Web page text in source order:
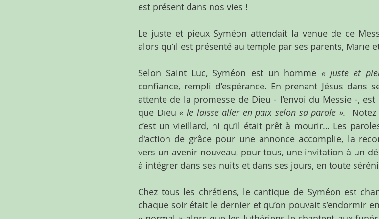
est présent dans nos vies !
Le juste et pieux Syméon attendait la venue de ce
alors qu’il est présenté au temple par ses parents, Marie
Selon Saint Luc, Syméon est un homme « juste et
confiance, rempli d’espérance. En prenant Jésus dans
attente de la promesse de Dieu - l’envoi du Messie -,
que Dieu « le laisse aller en paix selon sa parole ». Notez
c’est un vieillard, ni qu’il était prêt à mourir… Les
d'action de grâce pour une annonce accomplie, la
vers un avenir nouveau, pour tous, une invitation à un
à intégrer dans ses nuits et dans ses jours, en toute
Chez tous les chrétiens, le cantique de Syméon est
chaque soir était le dernier et qu’on pouvait s’endormir